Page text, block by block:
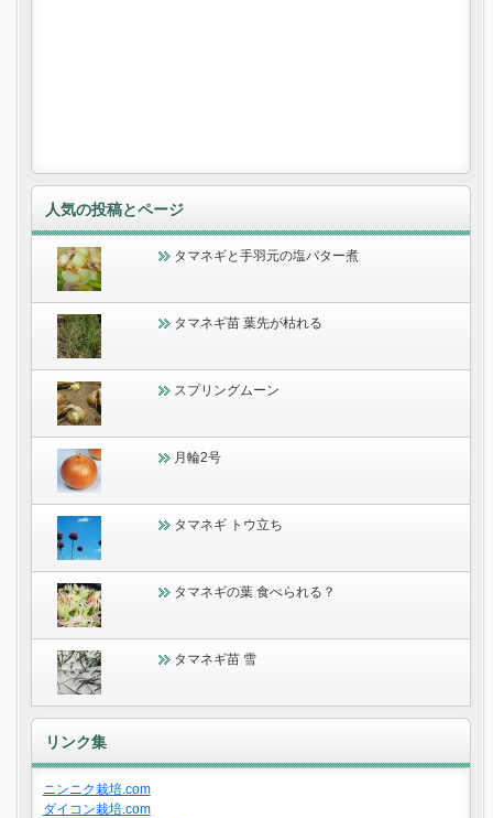
人気の投稿とページ
タマネギと手羽元の塩バター煮
タマネギ苗 葉先が枯れる
スプリングムーン
月輪2号
タマネギ トウ立ち
タマネギの葉 食べられる？
タマネギ苗 雪
リンク集
ニンニク栽培.com
ダイコン栽培.com